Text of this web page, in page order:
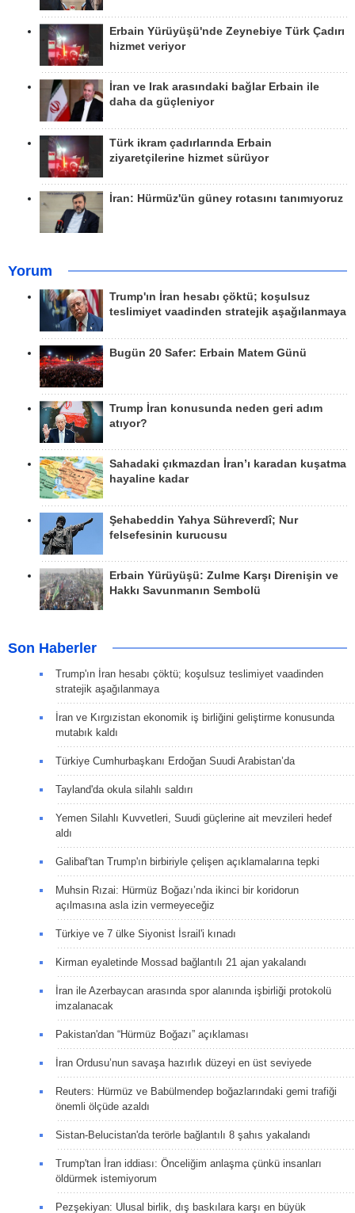
Erbain Yürüyüşü'nde Zeynebiye Türk Çadırı
hizmet veriyor
İran ve Irak arasındaki bağlar Erbain ile
daha da güçleniyor
Türk ikram çadırlarında Erbain
ziyaretçilerine hizmet sürüyor
İran: Hürmüz'ün güney rotasını tanımıyoruz
Yorum
Trump'ın İran hesabı çöktü; koşulsuz
teslimiyet vaadinden stratejik aşağılanmaya
Bugün 20 Safer: Erbain Matem Günü
Trump İran konusunda neden geri adım
atıyor?
Sahadaki çıkmazdan İran’ı karadan kuşatma
hayaline kadar
Şehabeddin Yahya Sühreverdî; Nur
felsefesinin kurucusu
Erbain Yürüyüşü: Zulme Karşı Direnişin ve
Hakkı Savunmanın Sembolü
Son Haberler
Trump'ın İran hesabı çöktü; koşulsuz teslimiyet vaadinden
stratejik aşağılanmaya
İran ve Kırgızistan ekonomik iş birliğini geliştirme konusunda
mutabık kaldı
Türkiye Cumhurbaşkanı Erdoğan Suudi Arabistan’da
Tayland'da okula silahlı saldırı
Yemen Silahlı Kuvvetleri, Suudi güçlerine ait mevzileri hedef
aldı
Galibaf'tan Trump'ın birbiriyle çelişen açıklamalarına tepki
Muhsin Rızai: Hürmüz Boğazı’nda ikinci bir koridorun
açılmasına asla izin vermeyeceğiz
Türkiye ve 7 ülke Siyonist İsrail'i kınadı
Kirman eyaletinde Mossad bağlantılı 21 ajan yakalandı
İran ile Azerbaycan arasında spor alanında işbirliği protokolü
imzalanacak
Pakistan'dan “Hürmüz Boğazı” açıklaması
İran Ordusu’nun savaşa hazırlık düzeyi en üst seviyede
Reuters: Hürmüz ve Babülmendep boğazlarındaki gemi trafiği
önemli ölçüde azaldı
Sistan-Belucistan'da terörle bağlantılı 8 şahıs yakalandı
Trump'tan İran iddiası: Önceliğim anlaşma çünkü insanları
öldürmek istemiyorum
Pezşekiyan: Ulusal birlik, dış baskılara karşı en büyük